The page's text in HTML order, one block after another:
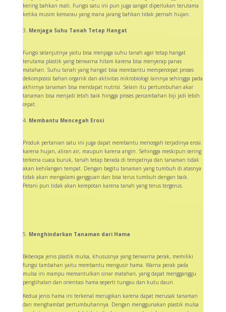
kering bahkan mati. Fungsi satu ini pun juga sangat diperlukan terutama
ketika musim kemarau yang mana jarang bahkan tidak pernah hujan.
Menjaga Suhu Tanah Tetap Hangat
Fungsi selanjutnya yaitu bisa menjaga suhu tanah agar tetap hangat
terutama plastik yang berwarna hitam karena bisa menyerap panas
matahari. Suhu tanah yang hangat bisa membantu mempercepat proses
dekomposisi bahan organik dan aktivitas mikrobiologi lainnya sehingga pada
akhirnya tanaman bisa mendapat nutrisi. Selain itu pertumbuhan akar
tanaman bisa menjadi lebih baik hingga proses percambahan biji jadi lebih
cepat.
Membantu Mencegah Erosi
Produk pertanian satu ini juga dapat membantu mencegah terjadinya erosi
karena hujan, aliran air, maupun karena angin. Sehingga meskipun sering
terkena cuaca buruk, tanah tetap berada di tempatnya dan tanaman tidak
akan kehilangan tempat. Dengan begitu tanaman yang tumbuh di atasnya
tidak akan mengalami gangguan dan bisa terus tumbuh dengan baik.
Petani pun tidak akan kerepotan karena tanah yang terus tergerus.
Menghindarkan Tanaman dari Hama
Beberapa jenis plastik mulsa, khususnya yang berwarna perak, memiliki
fungsi tambahan yaitu membantu mengusir hama. Warna perak pada
mulsa ini mampu memantulkan sinar matahari, yang dapat mengganggu
penglihatan dan orientasi hama seperti tungau dan kutu daun.
Kedua jenis hama ini terkenal merugikan karena dapat merusak tanaman
dan menghambat pertumbuhannya. Dengan menggunakan plastik mulsa